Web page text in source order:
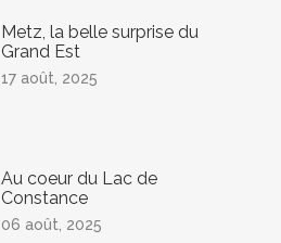
Metz, la belle surprise du
Grand Est
17 août, 2025
Au coeur du Lac de
Constance
06 août, 2025